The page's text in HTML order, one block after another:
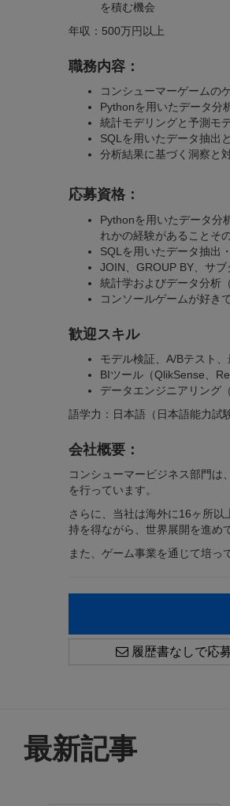
を積む機会
年収：500万円以上
職務内容：
コンシューマーゲームの
Pythonを用いたデータ分
統計モデリングと予測モ
SQLを用いたデータ抽出
分析結果に基づく洞察と
応募資格：
Pythonを用いたデータ分
れかの経験があることそ
SQLを用いたデータ抽出
JOIN、GROUP BY、サ
統計学およびデータ分析
コンソールゲームが好き
歓迎スキル
モデル検証、A/Bテスト
BIツール（QlikSense、
データエンジニアリング
語学力：日本語（日本語能力試
会社概要：
コンシューマービジネス部門は
を行っています。
さらに、当社は海外に16ヶ所
持を得ながら、世界展開を進め
また、ゲーム事業を通じて培っ
履歴書なしで応
最新記事